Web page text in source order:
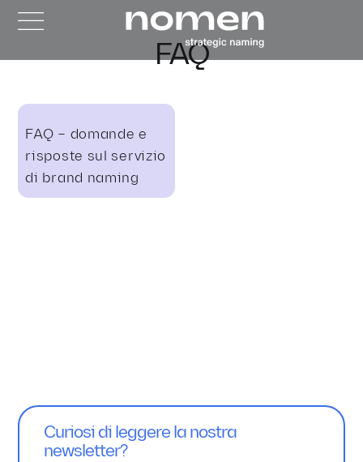
FAQ
FAQ – domande e
risposte sul servizio
di brand naming
Curiosi di leggere la nostra
newsletter?